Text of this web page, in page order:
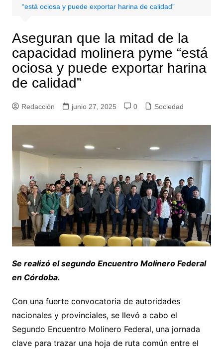
“está ociosa y puede exportar harina de calidad”
Aseguran que la mitad de la
capacidad molinera pyme “está
ociosa y puede exportar harina
de calidad”
Redacción junio 27, 2025 0 Sociedad
Se realizó el segundo Encuentro Molinero Federal
en Córdoba.
Con una fuerte convocatoria de autoridades
nacionales y provinciales, se llevó a cabo el
Segundo Encuentro Molinero Federal, una jornada
clave para trazar una hoja de ruta común entre el